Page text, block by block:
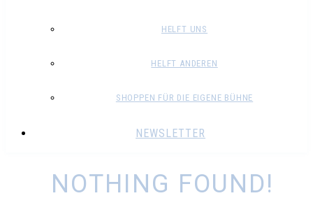
HELFT UNS
HELFT ANDEREN
SHOPPEN FÜR DIE EIGENE BÜHNE
NEWSLETTER
NOTHING FOUND!